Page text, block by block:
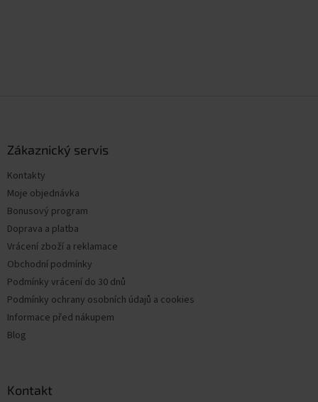
Zákaznický servis
Kontakty
Moje objednávka
Bonusový program
Doprava a platba
Vrácení zboží a reklamace
Obchodní podmínky
Podmínky vrácení do 30 dnů
Podmínky ochrany osobních údajů a cookies
Informace před nákupem
Blog
Kontakt